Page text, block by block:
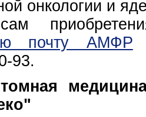
онкологии и
почту АМФР
93.